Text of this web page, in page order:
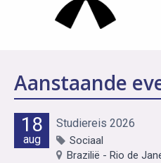
Aanstaande
18
aug
Studiereis 2026
Sociaal
Brazilië - Rio de